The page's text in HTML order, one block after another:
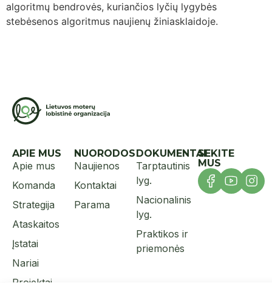
algoritmų bendrovės, kuriančios lyčių lygybės
stebėsenos algoritmus naujienų žiniasklaidoje.
APIE MUS
Apie mus
Komanda
Strategija
Ataskaitos
Įstatai
Nariai
NUORODOS
Naujienos
Kontaktai
Parama
DOKUMENTAI
Tarptautinis
lyg.
Nacionalinis
lyg.
Praktikos ir
priemonės
SEKITE
MUS